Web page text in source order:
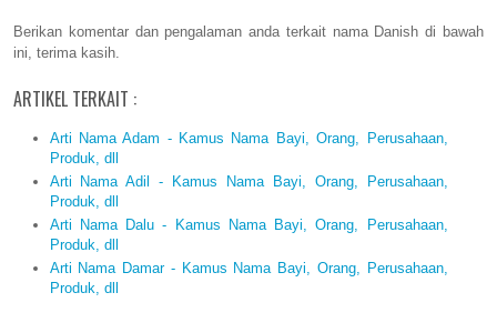
Berikan komentar dan pengalaman anda terkait nama Danish di bawah
ini, terima kasih.
ARTIKEL TERKAIT :
Arti Nama Adam - Kamus Nama Bayi, Orang, Perusahaan,
Produk, dll
Arti Nama Adil - Kamus Nama Bayi, Orang, Perusahaan,
Produk, dll
Arti Nama Dalu - Kamus Nama Bayi, Orang, Perusahaan,
Produk, dll
Arti Nama Damar - Kamus Nama Bayi, Orang, Perusahaan,
Produk, dll